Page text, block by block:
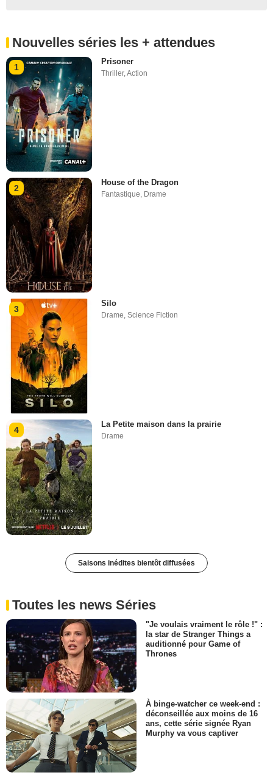
Nouvelles séries les + attendues
1
Prisoner
Thriller,Action
2
House of the Dragon
Fantastique, Drame
3
Silo
Drame,Science Fiction
4
La Petite maison dans la prairie
Drame
Saisons inédites bientôt diffusées
Toutes les news Séries
"Je voulais vraiment le rôle !" :
la star de Stranger Things a
auditionné pour Game of
Thrones
À binge-watcher ce week-end :
déconseillée aux moins de 16
ans, cette série signée Ryan
Murphy va vous captiver